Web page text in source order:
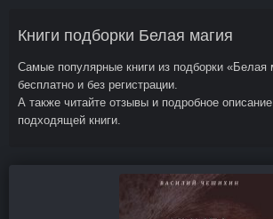
Книги подборки Белая магия
Самые популярные книги из подборки «Белая
бесплатно и без регистрации.
А также читайте отзывы и подробное
подходящей книги.